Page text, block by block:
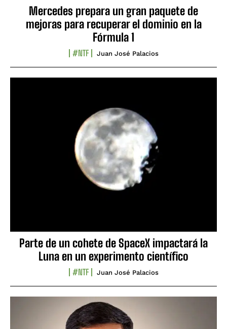
Mercedes prepara un gran paquete de
mejoras para recuperar el dominio en la
Fórmula 1
#NTF Juan José Palacios
Parte de un cohete de SpaceX impactará la
Luna en un experimento científico
#NTF Juan José Palacios